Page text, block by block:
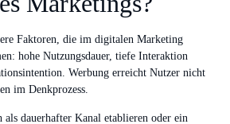
Faktoren, die im digitalen Marketing
hohe Nutzungsdauer, tiefe Interaktion
Werbung erreicht Nutzer nicht
im Denkprozess.
als dauerhafter Kanal etablieren oder ein